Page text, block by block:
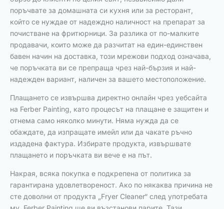
поръчвате за домашната си кухня или за ресторант,
който се нуждае от надеждно наличност на препарат за
почистване на фритюрници. За разлика от по-малките
продавачи, които може да разчитат на един-единствен
бавен начин на доставка, този мрежови подход означава,
че поръчката ви се препраща чрез най-бързия и най-
надежден вариант, наличен за вашето местоположение.
Плащането се извършва директно онлайн чрез уебсайта
на Ferber Painting, като процесът на плащане е защитен и
отнема само няколко минути. Няма нужда да се
обаждате, да изпращате имейл или да чакате ръчно
издадена фактура. Избирате продукта, извършвате
плащането и поръчката ви вече е на път.
Накрая, всяка покупка е подкрепена от политика за
гарантирана удовлетвореност. Ако по някаква причина не
сте доволни от продукта „Fryer Cleaner“ след употребата